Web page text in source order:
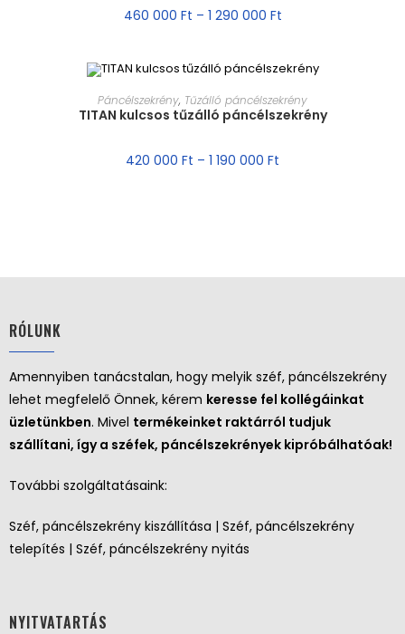
460 000 Ft – 1 290 000 Ft
MÉRET VÁLASZTÁSA
Páncélszekrény, Tűzálló páncélszekrény
TITAN kulcsos tűzálló páncélszekrény
420 000 Ft – 1 190 000 Ft
RÓLUNK
Amennyiben tanácstalan, hogy melyik széf, páncélszekrény
lehet megfelelő Önnek, kérem keresse fel kollégáinkat
üzletünkben. Mivel termékeinket raktárról tudjuk
szállítani, így a széfek, páncélszekrények kipróbálhatóak!
További szolgáltatásaink:
Széf, páncélszekrény kiszállítása | Széf, páncélszekrény
telepítés | Széf, páncélszekrény nyitás
NYITVATARTÁS